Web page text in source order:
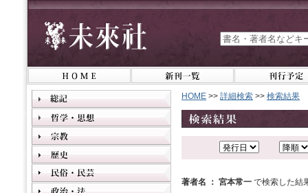
HOME >> 詳細検索 >> 検索結果
著者名 ： 宮本常一 で検索した結